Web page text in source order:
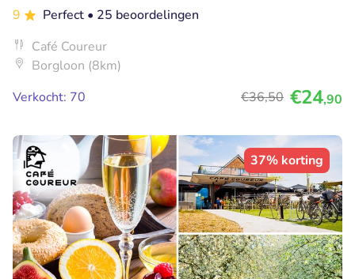
9
Perfect • 25 beoordelingen
Café Coureur
Borgloon (8km)
Verkocht: 70
€36,50 €24,90
37% korting